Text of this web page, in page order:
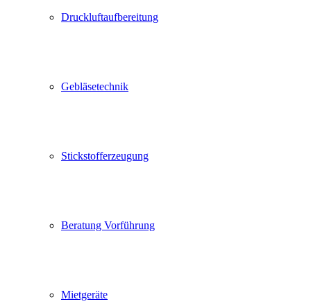
Druckluftaufbereitung
Gebläsetechnik
Stickstofferzeugung
Beratung Vorführung
Mietgeräte